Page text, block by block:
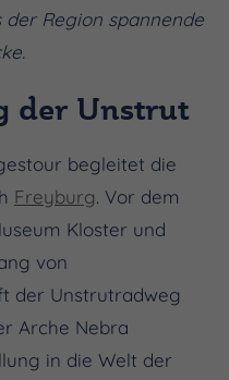
der Region spannende
der Unstrut
begleitet die
Freyburg. Vor dem
Kloster und
von
der Unstrutradweg
Arche Nebra
in die Welt der